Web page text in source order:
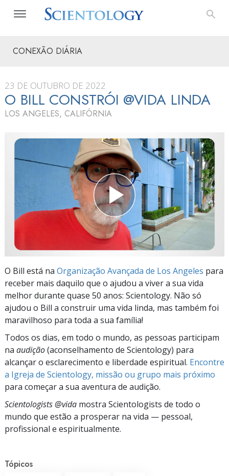
CONEXÃO DIÁRIA
23 DE OUTUBRO DE 2022
O BILL CONSTRÓI @VIDA LINDA
LOS ANGELES, CALIFÓRNIA
O Bill está na Organização Avançada de Los Angeles para
receber mais daquilo que o ajudou a viver a sua vida
melhor durante quase 50 anos: Scientology. Não só
ajudou o Bill a construir uma vida linda, mas também foi
maravilhoso para toda a sua família!
Todos os dias, em todo o mundo, as pessoas participam
na audição(aconselhamento de Scientology) para
alcançar o esclarecimento e liberdade espiritual. Encontre
a Igreja de Scientology, missão ou grupo mais próximo
para começar a sua aventura de audição.
Scientologists @vida mostra Scientologists de todo o
mundo que estão a prosperar na vida — pessoal,
profissional e espiritualmente.
Tópicos